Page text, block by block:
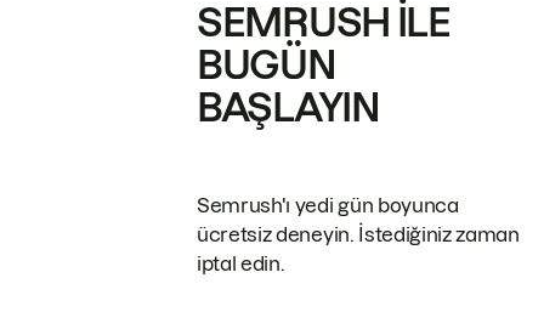
SEMRUSH ILE
BUGÜN
BAŞLAYIN
Semrush'ı yedi gün boyunca
ücretsiz deneyin. İstediğiniz zaman
iptal edin.